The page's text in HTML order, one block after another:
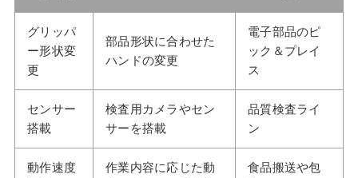
グリッパ
ー形状変
更
部品形状に合わせた
ハンドの変更
電子部品のピ
ック＆プレイ
ス
センサー
搭載
検査用カメラやセン
サーを搭載
品質検査ライ
ン
動作速度
作業内容に応じた動
食品搬送や包